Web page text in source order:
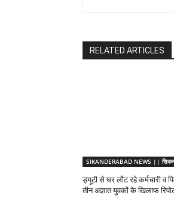
RELATED ARTICLES
SIKANDERABAD NEWS ||
ड्यूटी से घर लौट रहे कर्मचारी व
तीन अज्ञात युवकों के खिलाफ